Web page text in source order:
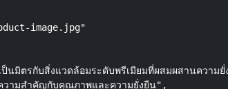
image.jpg"
นมิตรกับสิ่งแวดล้อมระดับพรีเมียมที่ผสมผสานความยั่
วามสำคัญกับคุณภาพและความยั่งยืน",